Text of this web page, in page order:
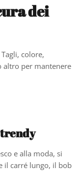
dei
Tagli, colore,
per mantenere
e alla moda, si
il carré lungo, il bob